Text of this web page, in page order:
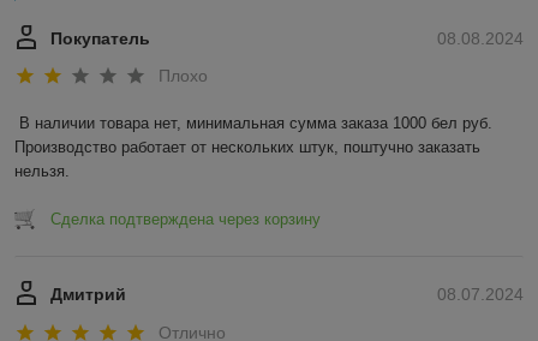
08.08.2024
Покупатель
Плохо
В наличии товара нет, минимальная сумма заказа 1000 бел руб.
Производство работает от нескольких штук, поштучно заказать
нельзя.
Сделка подтверждена через корзину
08.07.2024
Дмитрий
Отлично